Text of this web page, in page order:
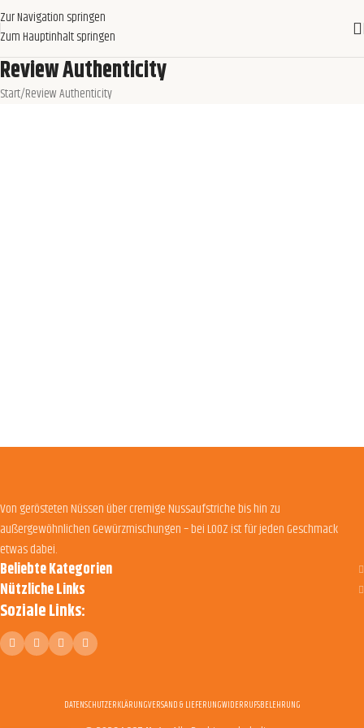
Zur Navigation springen
Zum Hauptinhalt springen
Review Authenticity
Start Review Authenticity
Von gerösteten Nüssen über cremige Nussaufstriche bis hin zu
außergewöhnlichen Gewürzmischungen – bei LOOZ ist für jeden Geschmack
etwas dabei.
Beliebte Kategorien
Nützliche Links
Soziale Links:
DATENSCHUTZERKLÄRUNGVERSAND & LIEFERUNGWIDERRUFSBELEHRUNG